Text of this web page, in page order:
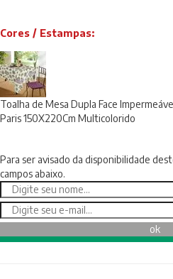
Cores / Estampas:
Toalha de Mesa Dupla Face
Paris 150X220Cm Multicolorido
Para ser avisado da disponibilidade
campos abaixo.